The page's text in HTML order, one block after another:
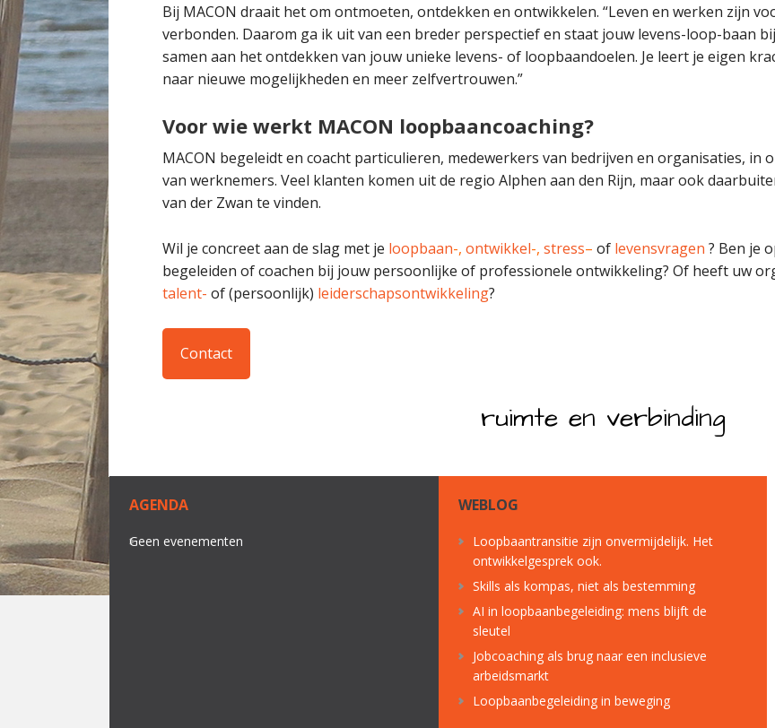
Bij MACON draait het om ontmoeten, ontdekken en ontwikkelen. “Leven en werken zijn
verbonden. Daarom ga ik uit van een breder perspectief en staat jouw levens-loop-baan
samen aan het ontdekken van jouw unieke levens- of loopbaandoelen. Je leert je eigen
naar nieuwe mogelijkheden en meer zelfvertrouwen.”
Voor wie werkt MACON loopbaancoaching?
MACON begeleidt en coacht particulieren, medewerkers van bedrijven en organisaties,
van werknemers. Veel klanten komen uit de regio Alphen aan den Rijn, maar ook
van der Zwan te vinden.
Wil je concreet aan de slag met je loopbaan-,ontwikkel-,stress–of levensvragen ? Ben je
begeleiden of coachen bij jouw persoonlijke of professionele ontwikkeling? Of heeft uw
talent- of (persoonlijk) leiderschapsontwikkeling?
Contact
ruimte en verbinding
AGENDA
Geen evenementen
WEBLOG
Loopbaantransitie zijn onvermijdelijk. Het
ontwikkelgesprek ook.
Skills als kompas, niet als bestemming
AI in loopbaanbegeleiding: mens blijft de
sleutel
Jobcoaching als brug naar een inclusieve
arbeidsmarkt
Loopbaanbegeleiding in beweging